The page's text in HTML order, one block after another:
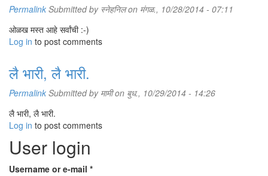
Permalink Submitted by स्नेहनिलon मंगळ., 10/28/2014 - 07:11
ओळख मस्त आहे सर्वांची :-)
Log in to post comments
लै भारी, लै भारी.
Permalink Submitted by मामीon बुध., 10/29/2014 - 14:26
लै भारी, लै भारी.
Log in to post comments
User login
Username or e-mail *